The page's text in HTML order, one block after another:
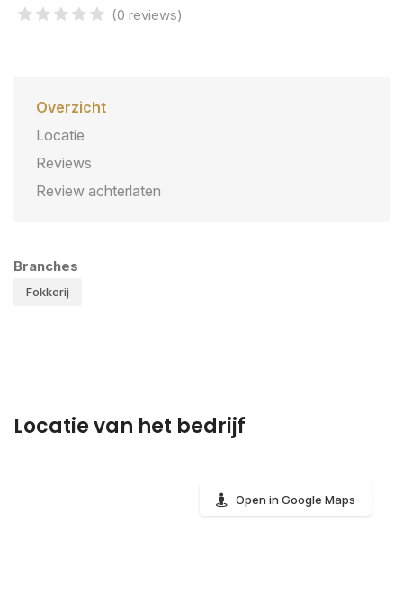
(0 reviews)
Overzicht
Locatie
Reviews
Review achterlaten
Branches
Fokkerij
Locatie van het bedrijf
Open in Google Maps